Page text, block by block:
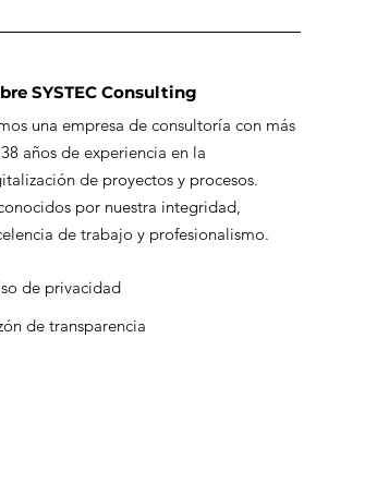
SYSTEC Consulting
una empresa de consultoría con más
años de experiencia en la
de proyectos y procesos.
por nuestra integridad,
de trabajo y profesionalismo.
de privacidad
de transparencia